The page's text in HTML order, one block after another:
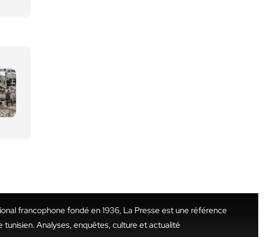
francophone fondé en 1936, La Presse est une référence
tunisien. Analyses, enquêtes, culture et actualité